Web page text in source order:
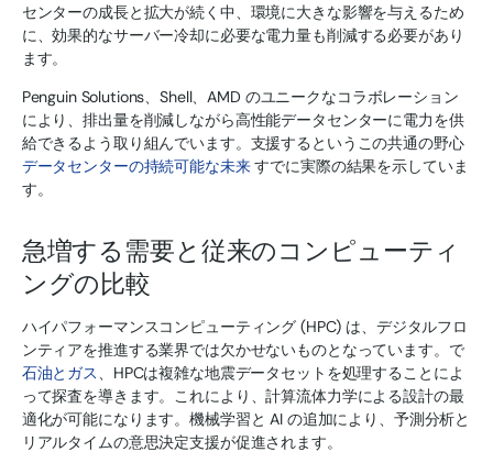
センターの成長と拡大が続く中、環境に大きな影響を与えるため
に、効果的なサーバー冷却に必要な電力量も削減する必要があり
ます。
Penguin Solutions、Shell、AMD のユニークなコラボレーション
により、排出量を削減しながら高性能データセンターに電力を供
給できるよう取り組んでいます。支援するというこの共通の野心
データセンターの持続可能な未来すでに実際の結果を示していま
す。
急増する需要と従来のコンピューティ
ングの比較
ハイパフォーマンスコンピューティング (HPC) は、デジタルフロ
ンティアを推進する業界では欠かせないものとなっています。で
石油とガス、HPCは複雑な地震データセットを処理することによ
って探査を導きます。これにより、計算流体力学による設計の最
適化が可能になります。機械学習と AI の追加により、予測分析と
リアルタイムの意思決定支援が促進されます。